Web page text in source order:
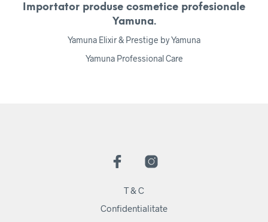
Importator produse cosmetice profesionale
Yamuna.
Yamuna Elixir & Prestige by Yamuna
Yamuna Professional Care
T & C
Confidentialitate